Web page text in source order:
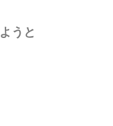
うと